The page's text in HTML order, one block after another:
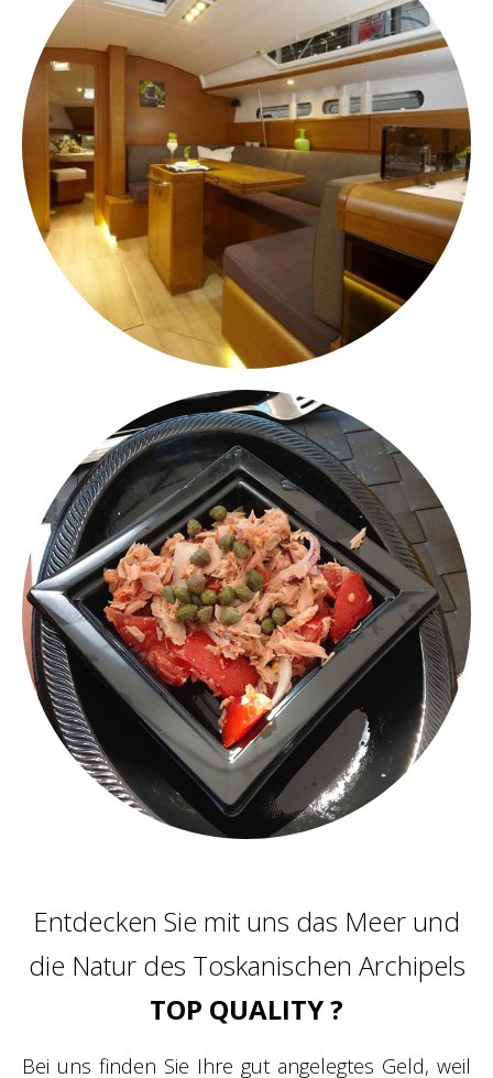
Entdecken Sie mit uns das Meer und
die Natur des Toskanischen Archipels
TOP QUALITY ?
Bei uns finden Sie Ihre gut angelegtes Geld, weil